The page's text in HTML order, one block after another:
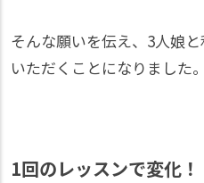
そんな願いを伝え、3人娘
いただくことになりました。
1回のレッスンで変化！